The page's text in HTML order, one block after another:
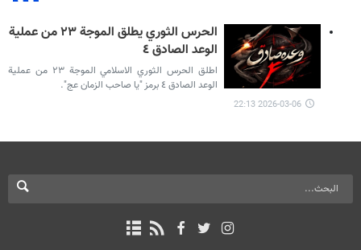
الحرس الثوري يطلق الموجة ٢٣ من عملية
الوعد الصادق ٤
اطلق الحرس الثوري الاسلامي الموجة ٢٣ من عملية
الوعد الصادق ٤ برمز "يا صاحب الزمان عج".
2026-03-06 22:13